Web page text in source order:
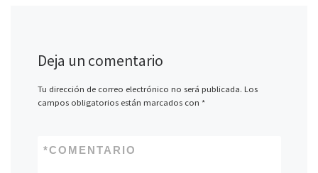
Deja un comentario
Tu dirección de correo electrónico no será publicada. Los
campos obligatorios están marcados con *
COMENTARIO
*